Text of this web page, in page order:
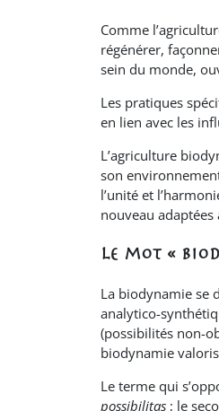
Comme
régénérer,
sein du monde,
Les pratiques
en lien avec les
L’agriculture
son
l’unité et
nouveau
Le mot «
La biodynamie se
analytico-
(possibilités non-
biodynamie
Le terme qui
possibilitas ; le